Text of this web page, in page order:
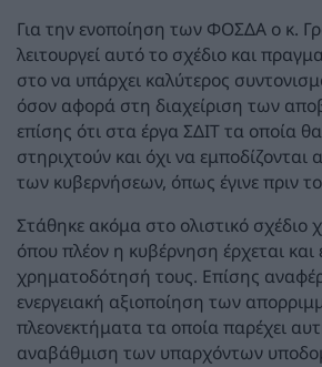
Για την ενοποίηση των ΦΟΣΔΑ ο κ.
λειτουργεί αυτό το σχέδιο και
στο να υπάρχει καλύτερος
όσον αφορά στη διαχείριση των
επίσης ότι στα έργα ΣΔΙΤ τα οποία
στηριχτούν και όχι να εμποδίζονται
των κυβερνήσεων, όπως έγινε πριν
Στάθηκε ακόμα στο ολιστικό σχέδιο
όπου πλέον η κυβέρνηση έρχεται και
χρηματοδότησή τους. Επίσης
ενεργειακή αξιοποίηση των
πλεονεκτήματα τα οποία παρέχει
αναβάθμιση των υπαρχόντων